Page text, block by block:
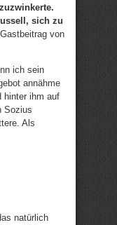
sich zu
von
ich sein
annähme
hinter ihm auf
Sozius
Als
natürlich